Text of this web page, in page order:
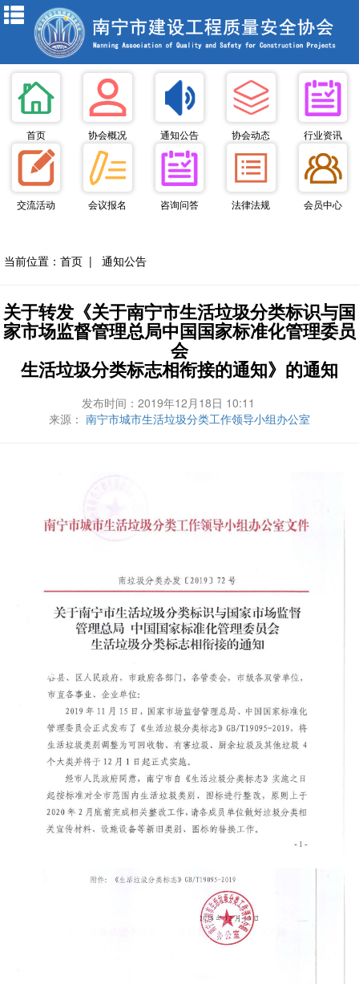
首页 协会概况 通知公告 协会动态 行业资讯
交流活动 会议报名 咨询问答 法律法规 会员中心
当前位置： 首页 | 通知公告
关于转发《关于南宁市生活垃圾分类标识与国
家市场监督管理总局中国国家标准化管理委员
会
生活垃圾分类标志相衔接的通知》的通知
发布时间：2019年12月18日 10:11
来源： 南宁市城市生活垃圾分类工作领导小组办公室